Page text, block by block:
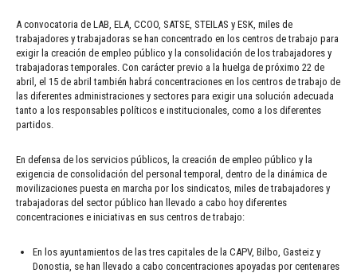
A convocatoria de LAB, ELA, CCOO, SATSE, STEILAS y ESK, miles de
trabajadores y trabajadoras se han concentrado en los centros de trabajo para
exigir la creación de empleo público y la consolidación de los trabajadores y
trabajadoras temporales. Con carácter previo a la huelga de próximo 22 de
abril, el 15 de abril también habrá concentraciones en los centros de trabajo de
las diferentes administraciones y sectores para exigir una solución adecuada
tanto a los responsables políticos e institucionales, como a los diferentes
partidos.
En defensa de los servicios públicos, la creación de empleo público y la
exigencia de consolidación del personal temporal, dentro de la dinámica de
movilizaciones puesta en marcha por los sindicatos, miles de trabajadores y
trabajadoras del sector público han llevado a cabo hoy diferentes
concentraciones e iniciativas en sus centros de trabajo:
En los ayuntamientos de las tres capitales de la CAPV, Bilbo, Gasteiz y
Donostia, se han llevado a cabo concentraciones apoyadas por centenares